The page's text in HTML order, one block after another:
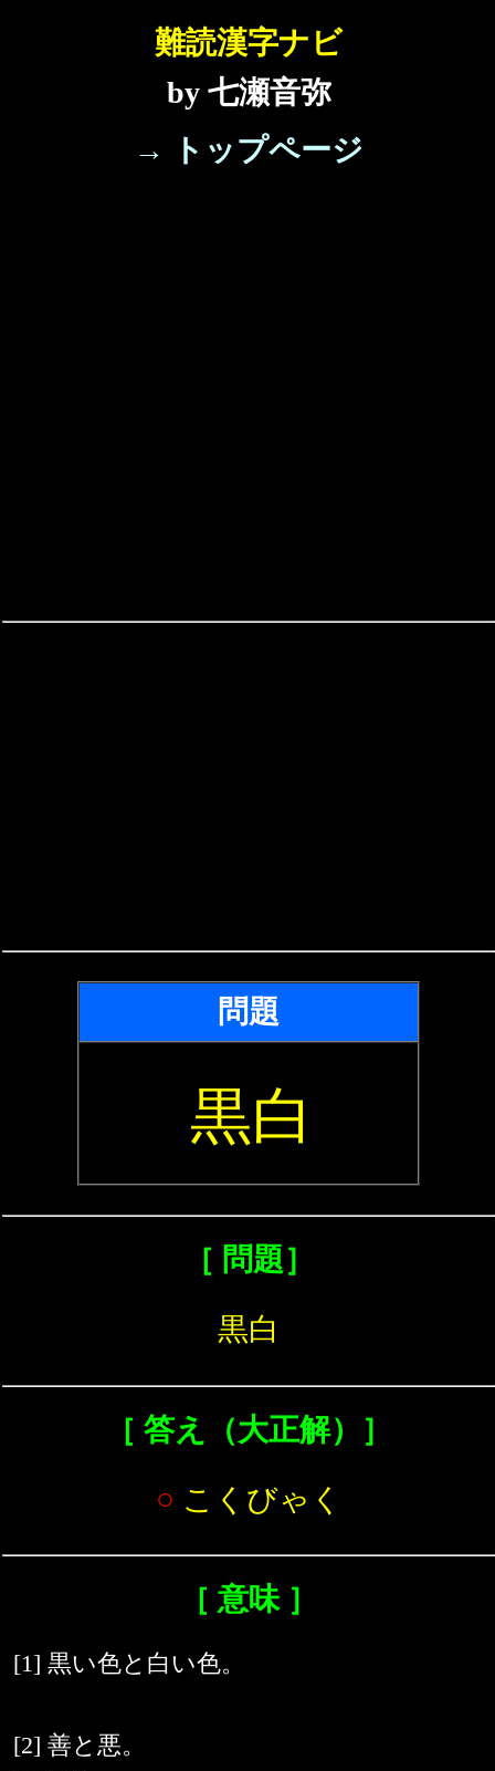
難読漢字ナビ
by 七瀬音弥
→ トップページ
問題
黒白
［ 問題］
黒白
［ 答え（大正解）］
○ こくびゃく
［ 意味 ］
[1] 黒い色と白い色。
[2] 善と悪。